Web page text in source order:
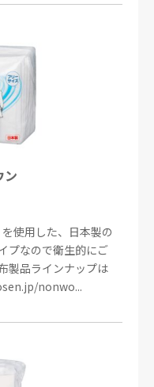
ン
使用した、日本製の
プなので衛生的にご
製品ラインナップは
nonwo...